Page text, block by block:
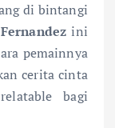
di bintangi
ini
pemainnya
cerita cinta
bagi